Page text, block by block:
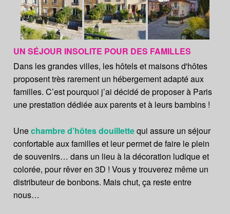
UN SÉJOUR INSOLITE POUR DES FAMILLES
Dans les grandes villes, les hôtels et maisons d'hôtes
proposent très rarement un hébergement adapté aux
familles. C’est pourquoi j’ai décidé de proposer à Paris
une prestation dédiée aux parents et à leurs bambins !
Unechambre d’hôtes douillettequi assure un séjour
confortable aux familles et leur permet de faire le plein
de souvenirs… dans un lieu à la décoration ludique et
colorée, pour rêver en 3D ! Vous y trouverez même un
distributeur de bonbons. Mais chut, ça reste entre
nous…